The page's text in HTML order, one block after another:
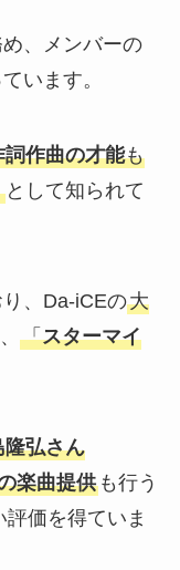
、メンバーの
います。
詞作曲の才能も
として知られて
、Da-iCEの大
「スターマイ
隆弘さん
楽曲提供も行う
価を得ていま